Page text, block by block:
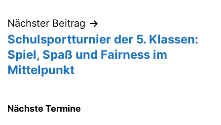
Nächster Beitrag
Schulsportturnier der 5. Klassen:
Spiel, Spaß und Fairness im
Mittelpunkt
Nächste Termine